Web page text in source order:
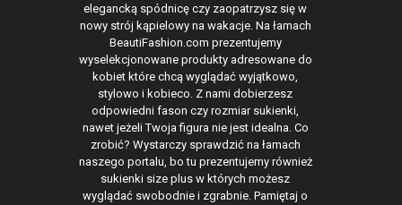
elegancką spódnicę czy zaopatrzysz się w
nowy strój kąpielowy na wakacje. Na łamach
BeautiFashion.com prezentujemy
wyselekcjonowane produkty adresowane do
kobiet które chcą wyglądać wyjątkowo,
stylowo i kobieco. Z nami dobierzesz
odpowiedni fason czy rozmiar sukienki,
nawet jeżeli Twoja figura nie jest idealna. Co
zrobić? Wystarczy sprawdzić na łamach
naszego portalu, bo tu prezentujemy również
sukienki size plus w których możesz
wyglądać swobodnie i zgrabnie. Pamiętaj o